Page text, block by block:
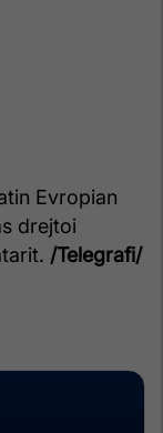
Evropian
drejtoi
/Telegrafi/